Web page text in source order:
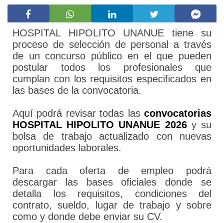
HOSPITAL HIPOLITO UNANUE tiene su
proceso de selección de personal a través
de un concurso público en el que pueden
postular todos los profesionales que
cumplan con los requisitos especificados en
las bases de la convocatoria.
Aquí podrá revisar todas las convocatorias
HOSPITAL HIPOLITO UNANUE 2026y su
bolsa de trabajo actualizado con nuevas
oportunidades laborales.
Para cada oferta de empleo podrá
descargar las bases oficiales donde se
detalla los requisitos, condiciones del
contrato, sueldo, lugar de trabajo y sobre
como y donde debe enviar su CV.